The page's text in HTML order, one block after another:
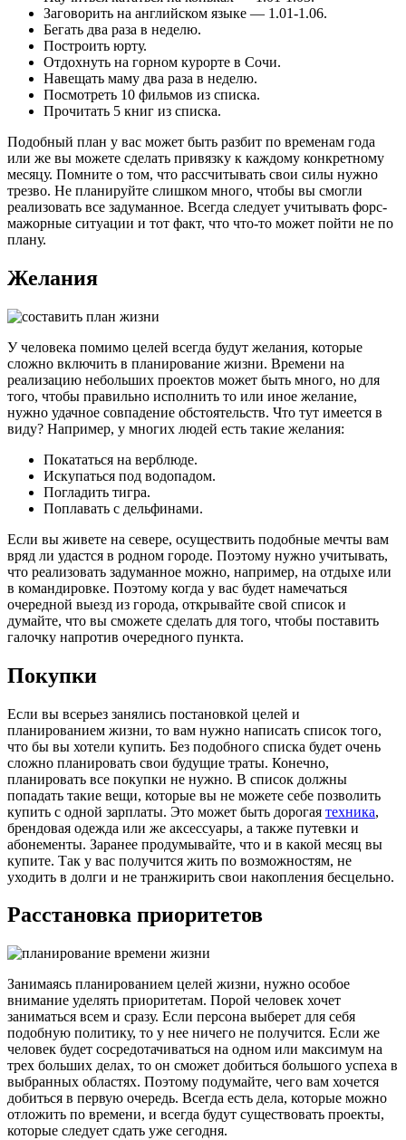
Заговорить на английском языке — 1.01-1.06.
Бегать два раза в неделю.
Построить юрту.
Отдохнуть на горном курорте в Сочи.
Навещать маму два раза в неделю.
Посмотреть 10 фильмов из списка.
Прочитать 5 книг из списка.
Подобный план у вас может быть разбит по временам года
или же вы можете сделать привязку к каждому конкретному
месяцу. Помните о том, что рассчитывать свои силы нужно
трезво. Не планируйте слишком много, чтобы вы смогли
реализовать все задуманное. Всегда следует учитывать форс-
мажорные ситуации и тот факт, что что-то может пойти не по
плану.
Желания
У человека помимо целей всегда будут желания, которые
сложно включить в планирование жизни. Времени на
реализацию небольших проектов может быть много, но для
того, чтобы правильно исполнить то или иное желание,
нужно удачное совпадение обстоятельств. Что тут имеется в
виду? Например, у многих людей есть такие желания:
Покататься на верблюде.
Искупаться под водопадом.
Погладить тигра.
Поплавать с дельфинами.
Если вы живете на севере, осуществить подобные мечты вам
вряд ли удастся в родном городе. Поэтому нужно учитывать,
что реализовать задуманное можно, например, на отдыхе или
в командировке. Поэтому когда у вас будет намечаться
очередной выезд из города, открывайте свой список и
думайте, что вы сможете сделать для того, чтобы поставить
галочку напротив очередного пункта.
Покупки
Если вы всерьез занялись постановкой целей и
планированием жизни, то вам нужно написать список того,
что бы вы хотели купить. Без подобного списка будет очень
сложно планировать свои будущие траты. Конечно,
планировать все покупки не нужно. В список должны
попадать такие вещи, которые вы не можете себе позволить
купить с одной зарплаты. Это может быть дорогая техника,
брендовая одежда или же аксессуары, а также путевки и
абонементы. Заранее продумывайте, что и в какой месяц вы
купите. Так у вас получится жить по возможностям, не
уходить в долги и не транжирить свои накопления бесцельно.
Расстановка приоритетов
Занимаясь планированием целей жизни, нужно особое
внимание уделять приоритетам. Порой человек хочет
заниматься всем и сразу. Если персона выберет для себя
подобную политику, то у нее ничего не получится. Если же
человек будет сосредотачиваться на одном или максимум на
трех больших делах, то он сможет добиться большого успеха в
выбранных областях. Поэтому подумайте, чего вам хочется
добиться в первую очередь. Всегда есть дела, которые можно
отложить по времени, и всегда будут существовать проекты,
которые следует сдать уже сегодня.